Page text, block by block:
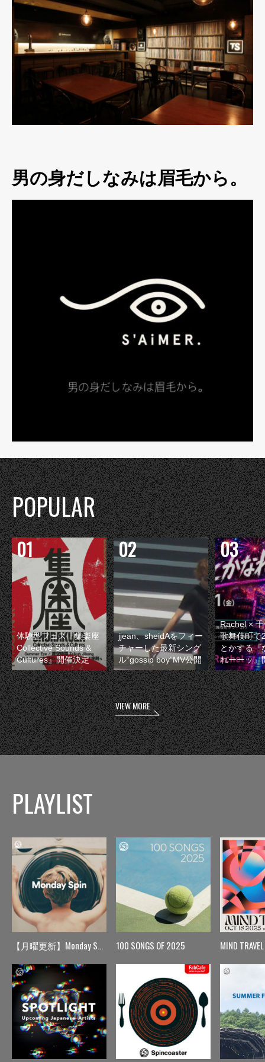
男の身だしなみは眉毛から。
POPULAR
体験型フェス『集楽座
Collective Sounds &
Cultures』開催決定
jjean、sheidAをフィー
チャーした最新シング
ル“gossip boy”MV公開
Rachel ×
歌舞伎町で
とかする『
れーーッ』
VIEW MORE
PLAYLIST
【月曜更新】Monday Spin 100 SONGS OF 2025 MIND TRAVEL